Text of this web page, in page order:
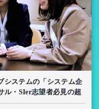
システムの「システム企
ル・SIer志望者必見の超
ト】